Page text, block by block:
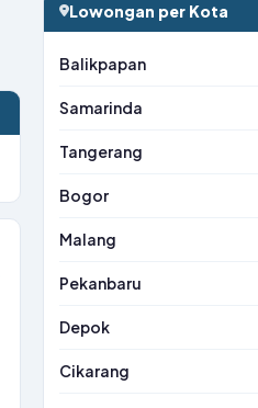
Lowongan per Kota
Balikpapan
Samarinda
Tangerang
Bogor
Malang
Pekanbaru
Depok
Cikarang